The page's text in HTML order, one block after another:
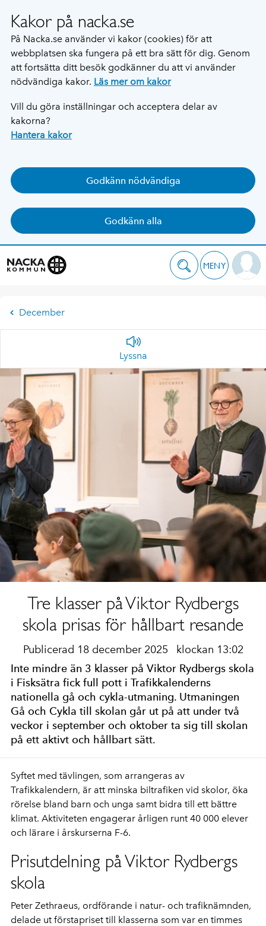
Kakor på nacka.se
På Nacka.se använder vi kakor (cookies) för att
webbplatsen ska fungera på ett bra sätt för dig. Genom
att fortsätta ditt besök godkänner du att vi använder
nödvändiga kakor. Läs mer om kakor
Vill du göra inställningar och acceptera delar av
kakorna?
Hantera kakor
Godkänn nödvändiga
Godkänn alla
MENY
December
Lyssna
Tre klasser på Viktor Rydbergs
skola prisas för hållbart resande
Publicerad 18 december 2025 klockan 13:02
Inte mindre än 3 klasser på Viktor Rydbergs skola
i Fisksätra fick full pott i Trafikkalenderns
nationella gå och cykla-utmaning. Utmaningen
Gå och Cykla till skolan går ut på att under två
veckor i september och oktober ta sig till skolan
på ett aktivt och hållbart sätt.
Syftet med tävlingen, som arrangeras av
Trafikkalendern, är att minska biltrafiken vid skolor, öka
rörelse bland barn och unga samt bidra till ett bättre
klimat. Aktiviteten engagerar årligen runt 40 000 elever
och lärare i årskurserna F-6.
Prisutdelning på Viktor Rydbergs
skola
Peter Zethraeus, ordförande i natur- och trafiknämnden,
delade ut förstapriset till klasserna som var en timmes